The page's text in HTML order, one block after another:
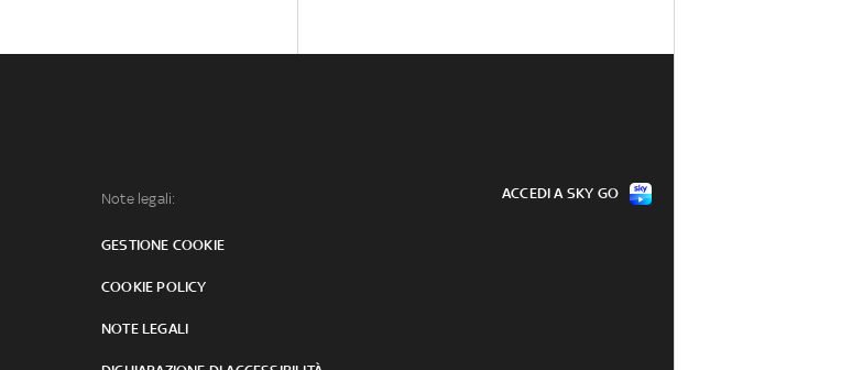
Note legali:
GESTIONE COOKIE
COOKIE POLICY
NOTE LEGALI
ACCEDI A SKY GO